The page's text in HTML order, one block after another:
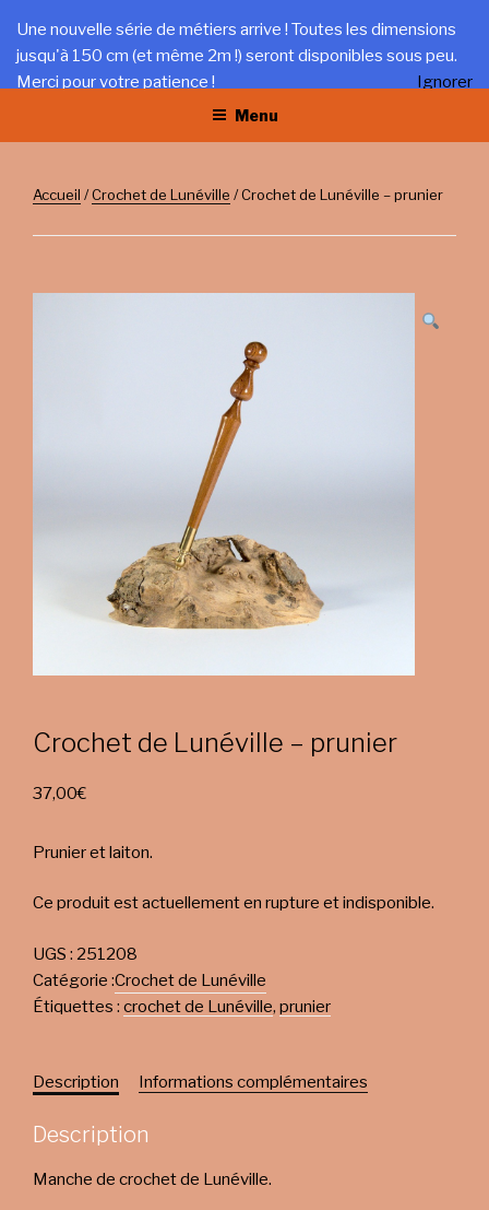
contenu
principal
LA TRÉFILERIE
Gîte et artisanat au coeur du Jura
Menu
Accueil /Crochet de Lunéville / Crochet de Lunéville – prunier
Crochet de Lunéville – prunier
37,00€
Prunier et laiton.
Ce produit est actuellement en rupture et indisponible.
UGS : 251208
Catégorie :Crochet de Lunéville
Étiquettes : crochet de Lunéville, prunier
Description Informations complémentaires
Description
Manche de crochet de Lunéville.
Une nouvelle série de métiers arrive ! Toutes les dimensions
jusqu'à 150 cm (et même 2m !) seront disponibles sous peu.
Merci pour votre patience !
Ignorer